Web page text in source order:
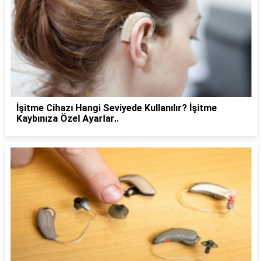
İşitme Cihazı Hangi Seviyede Kullanılır? İşitme
Kaybınıza Özel Ayarlar..